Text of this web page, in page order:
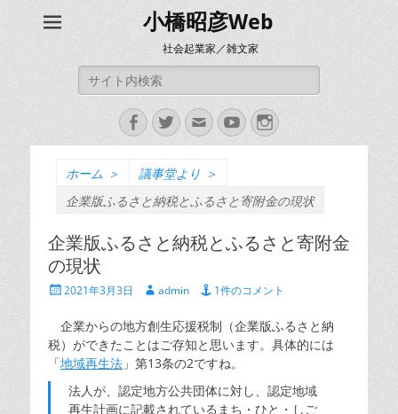
小橋昭彦Web
社会起業家／雑文家
索:
Facebook
Twitter
メ
ー
YouTubeInstagram
ホーム ＞ 議事堂より ＞
企業版ふるさと納税とふるさと寄附金の現状
企業版ふるさと納税とふるさと寄附金
の現状
投 2021年3月3日
投
者
admin 1件のコメント
企業からの地方創生応援税制（企業版ふるさと納
税）ができたことはご存知と思います。具体的には
「地域再生法 」第13条の2ですね。
法人が、認定地方公共団体に対し、認定地域
再生計画に記載されているまち・ひと・しご